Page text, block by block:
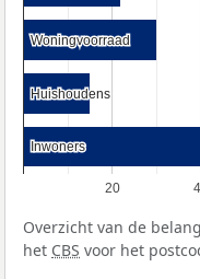
20
Woningvoorraad
Woningvoorraad
Huishoudens
Huishoudens
Inwoners
Inwoners
Overzicht van de
het CBS voor het